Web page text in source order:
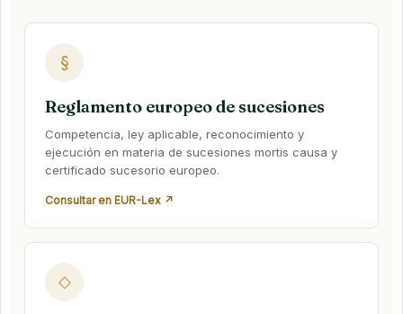
§
Reglamento europeo de sucesiones
Competencia, ley aplicable, reconocimiento y
ejecución en materia de sucesiones mortis causa y
certificado sucesorio europeo.
Consultar en EUR-Lex ↗
◇